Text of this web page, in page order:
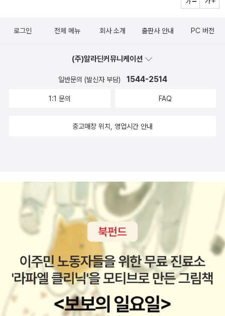
작가의 소설은 좋아해 꽤 읽었는데, 정작 에세이는 읽어보지 못한것
의 리뷰를 보니 꽤 괜찮을 것 같다. 삶의 성찰을 볼수 있을것 같은 느
서 <박쥐>와 <네메시스>가 출간되었다.요 네스뵈의 팬인 나는 국내
에 출간된 책을 다 가지고 있다는 것. 흐흐흐 요 네스뵈는 이번
에도 실망시키지 않았다. 내가 좋아하는 작가, 베르나르 베르
를 보았는데 그에 관련된 책들도 많이 나왔다.영화가 감동적이어서
로그인 전체 메뉴 회사 소개 출판사 안내 PC 버전
(주)알라딘커뮤니케이션
일반문의 (발신자 부담) 1544-2514
1:1 문의 FAQ
중고매장 위치, 영업시간 안내